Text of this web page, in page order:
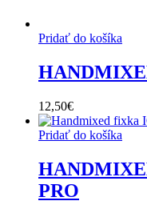
Pridať do košíka
12,50€
Pridať do košíka
PRO